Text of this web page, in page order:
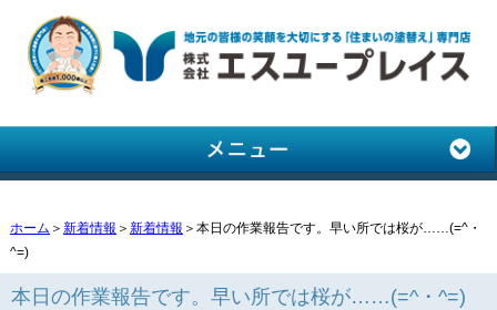
ホーム ＞ 新着情報 ＞ 新着情報 ＞本日の作業報告です。早い所では桜が……(=^・
^=)
本日の作業報告です。早い所では桜が……(=^・^=)